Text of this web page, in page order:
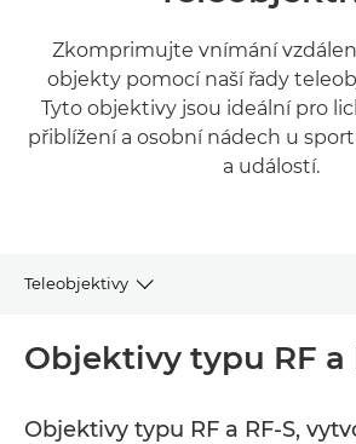
Zkomprimujte vnímání
objekty pomocí naší řady
Tyto objektivy jsou ideální pro
přiblížení a osobní nádech u
a událostí.
Teleobjektivy
RF a RF-S
Objektivy typu RF a
Objektivy typu RF a RF-S,